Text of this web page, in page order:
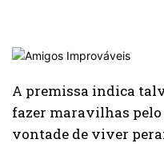
A premissa indica
fazer maravilhas pelo
vontade de viver